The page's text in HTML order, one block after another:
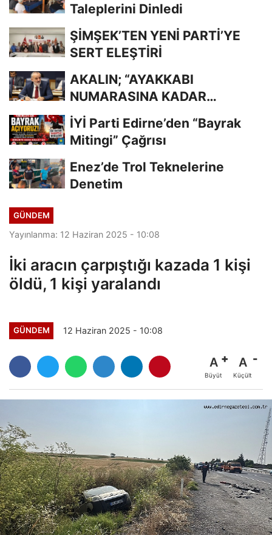
Taleplerini Dinledi
ŞİMŞEK’TEN YENİ PARTİ’YE
SERT ELEŞTİRİ
AKALIN; “AYAKKABI
NUMARASINA KADAR
BİLİYORDUNUZ, ADRESİNİ Mİ
UNUTTUNUZ?”
İYİ Parti Edirne’den “Bayrak
Mitingi” Çağrısı
Enez’de Trol Teknelerine
Denetim
GÜNDEM
Yayınlanma: 12 Haziran 2025 - 10:08
İki aracın çarpıştığı kazada 1 kişi
öldü, 1 kişi yaralandı
GÜNDEM 12 Haziran 2025 - 10:08
A
Büyüt
A
Küçült